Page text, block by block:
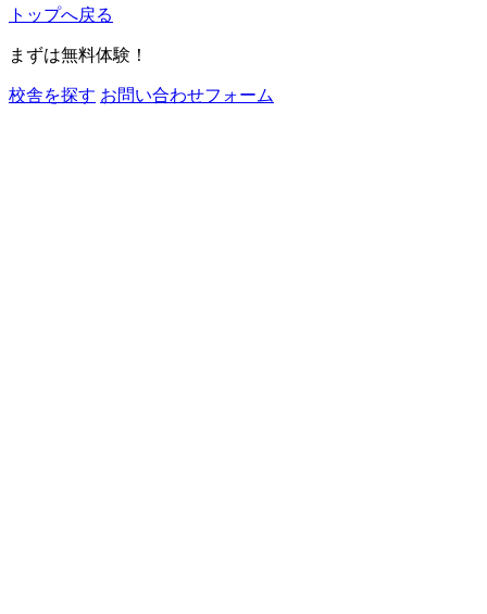
トップへ戻る
まずは無料体験！
校舎を探す お問い合わせフォーム